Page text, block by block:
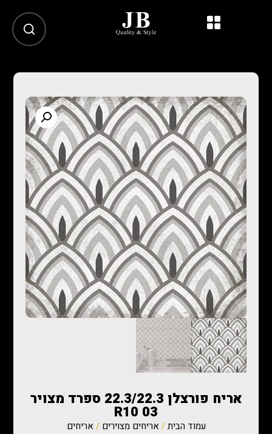
אריח פורצלן 22.3/22.3 ספרד מצויר
R10 03
עמוד הבית/ אריחים מצוירים / אריחים